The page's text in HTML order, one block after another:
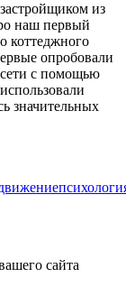
из
наш первый
коттеджного
опробовали
с помощью
значительных
сайта